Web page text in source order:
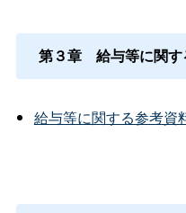
第３章 給与等に関
給与等に関する参考資